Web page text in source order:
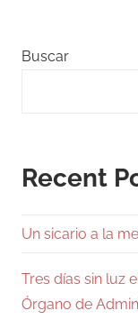
Buscar
Recent
Un sicario a la
Tres días sin luz
Órgano de